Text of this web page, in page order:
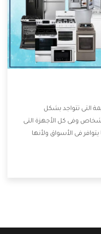
التى تتواجد بشكل
وفى كل الأجهزة التى
فى الأسواق ولأنها
والخصومات التى تسهل